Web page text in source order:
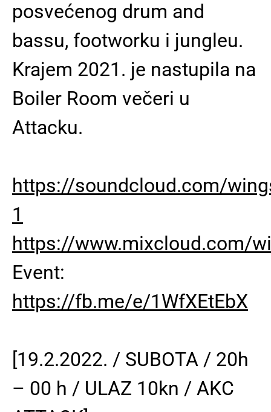
posvećenog drum and
bassu, footworku i jungleu.
Krajem 2021. je nastupila na
Boiler Room večeri u
Attacku.
https://soundcloud.com/
1
https://www.mixcloud.com/
Event:
https://fb.me/e/1WfXEtEbX
[19.2.2022. / SUBOTA / 20h
– 00 h / ULAZ 10kn / AKC